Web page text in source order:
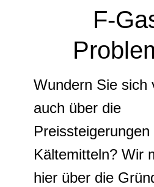
F-
Wundern Sie sich
auch über die
Preissteigerungen
Kältemitteln? Wir
hier über die